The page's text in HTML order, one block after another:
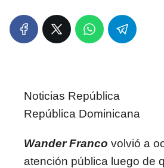
Noticias República
República Dominicana
Wander Franco volvió a
atención pública luego de